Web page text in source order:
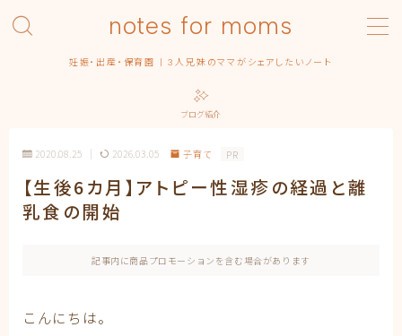
notes for moms
妊娠・出産・保育園 | 3人兄妹のママがシェアしたいノート
MENU
Privacy Policy
Simple Home
みんなの出産エピソード
まるっ子
ブログ紹介
2020.08.25 2026.03.05 子育て PR
【生後6カ月】アトピー性湿疹の経過と離
乳食の開始
記事内に商品プロモーションを含む場合があります
こんにちは。